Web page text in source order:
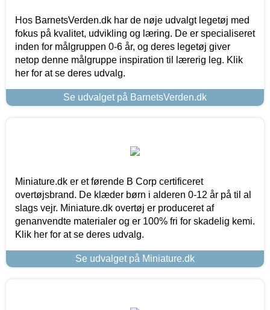
Hos BarnetsVerden.dk har de nøje udvalgt legetøj med
fokus på kvalitet, udvikling og læring. De er specialiseret
inden for målgruppen 0-6 år, og deres legetøj giver
netop denne målgruppe inspiration til lærerig leg. Klik
her for at se deres udvalg.
Se udvalget på BarnetsVerden.dk
Miniature.dk er et førende B Corp certificeret
overtøjsbrand. De klæder børn i alderen 0-12 år på til al
slags vejr. Miniature.dk overtøj er produceret af
genanvendte materialer og er 100% fri for skadelig kemi.
Klik her for at se deres udvalg.
Se udvalget på Miniature.dk